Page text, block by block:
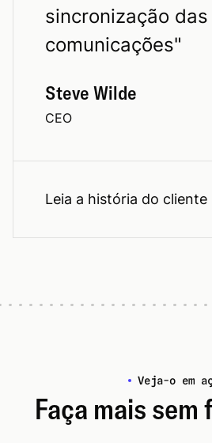
sincronização das
comunicações"
Steve Wilde
CEO
Leia a história do cliente
Veja-o em
Faça mais sem